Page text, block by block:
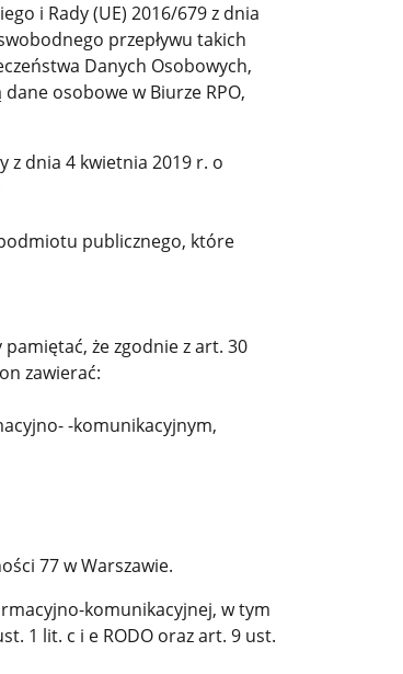
i Rady (UE) 2016/679 z dnia
przepływu takich
Danych Osobowych,
osobowe w Biurze RPO,
z dnia 4 kwietnia 2019 r. o
publicznego, które
że zgodnie z art. 30
zawierać:
-komunikacyjnym,
77 w Warszawie.
komunikacyjnej, w tym
1 lit. c i e RODO oraz art. 9 ust.